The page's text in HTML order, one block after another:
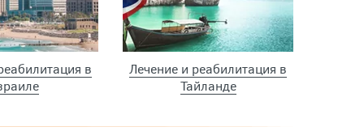
Ресоциализация
Факты и мифы о
лечении
в
Лечение и реабилитация в
Тайланде